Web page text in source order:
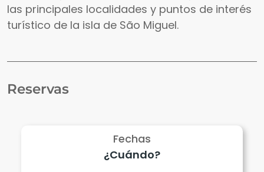
las principales localidades y puntos de interés
turístico de la isla de São Miguel.
Reservas
Fechas